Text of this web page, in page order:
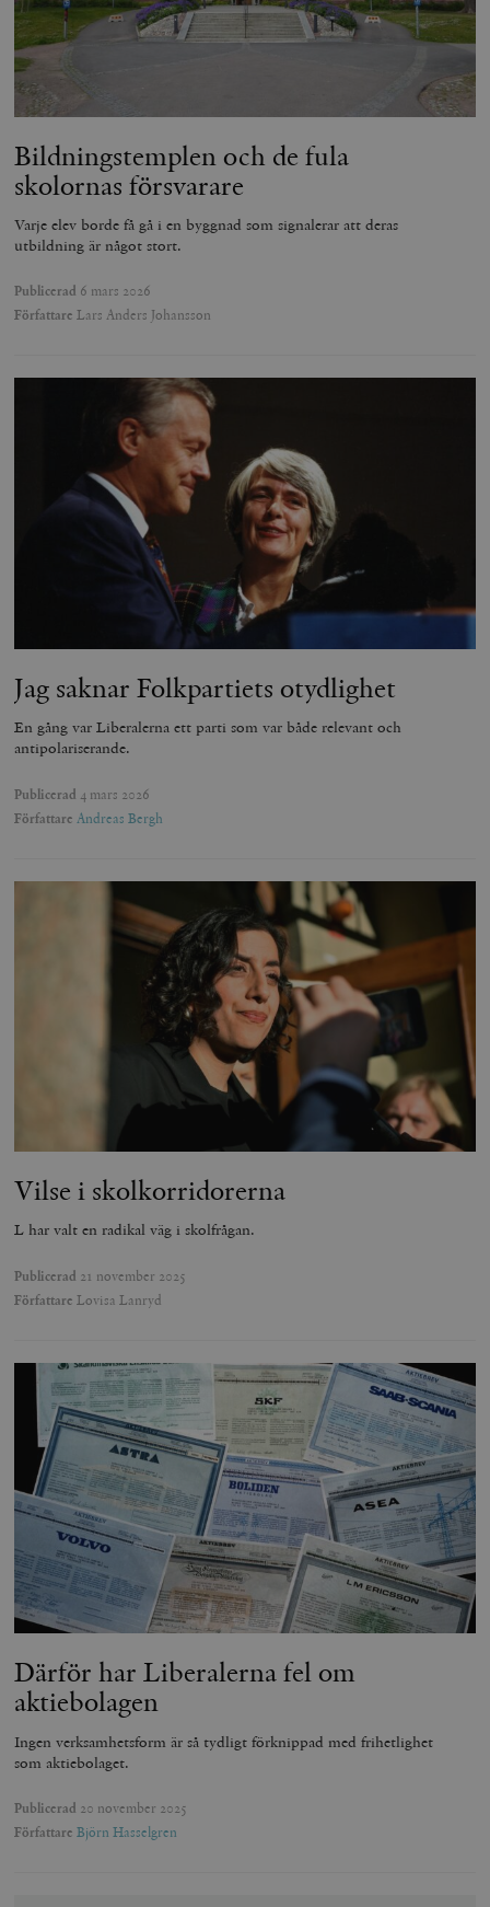
Bildningstemplen och de fula
skolornas försvarare
Varje elev borde få gå i en byggnad som signalerar att deras
utbildning är något stort.
Publicerad 6 mars 2026
Författare Lars Anders Johansson
Jag saknar Folkpartiets otydlighet
En gång var Liberalerna ett parti som var både relevant och
antipolariserande.
Publicerad 4 mars 2026
Författare Andreas Bergh
Vilse i skolkorridorerna
L har valt en radikal väg i skolfrågan.
Publicerad 21 november 2025
Författare Lovisa Lanryd
Därför har Liberalerna fel om
aktiebolagen
Ingen verksamhetsform är så tydligt förknippad med frihetlighet
som aktiebolaget.
Publicerad 20 november 2025
Författare Björn Hasselgren